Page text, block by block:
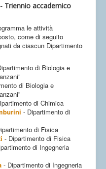
Triennio accademico
le attività
come di seguito
da ciascun Dipartimento
di Biologia e
di Biologia e
di Chimica
- Dipartimento di
di Fisica
- Dipartimento di Fisica
di Ingegneria
- Dipartimento di Ingegneria